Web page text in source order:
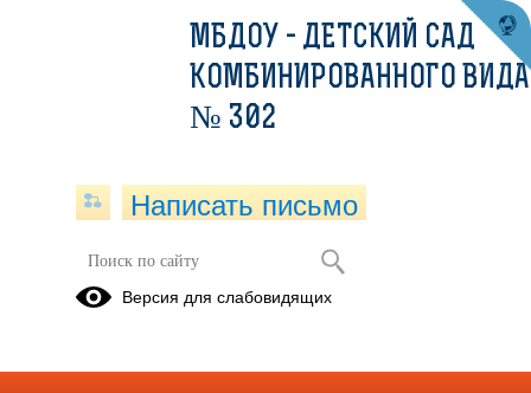
Cтруктурные подразделения
МБДОУ - ДЕТСКИЙ САД
КОМБИНИРОВАННОГО ВИДА
№ 302
Написать письмо
Версия для слабовидящих